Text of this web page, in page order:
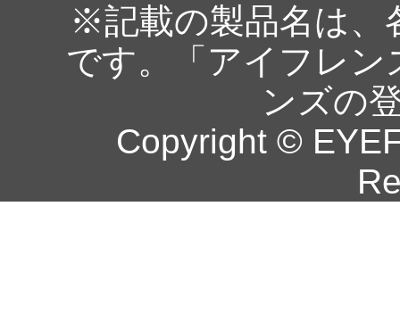
※記載の製品名は、
です。「アイフレ
ンズの
Copyright ©